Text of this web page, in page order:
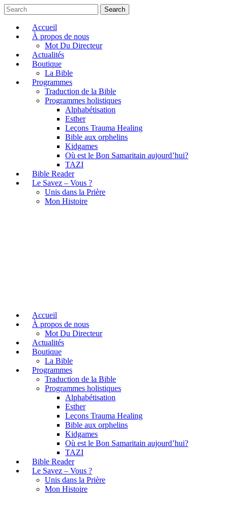
Search
Accueil
À propos de nous
Mot Du Directeur
Actualités
Boutique
La Bible
Programmes
Traduction de la Bible
Programmes holistiques
Alphabétisation
Esther
Leçons Trauma Healing
Bible aux orphelins
Kidgames
Où est le Bon Samaritain aujourd’hui?
TAZI
Bible Reader
Le Savez – Vous ?
Unis dans la Prière
Mon Histoire
Accueil
À propos de nous
Mot Du Directeur
Actualités
Boutique
La Bible
Programmes
Traduction de la Bible
Programmes holistiques
Alphabétisation
Esther
Leçons Trauma Healing
Bible aux orphelins
Kidgames
Où est le Bon Samaritain aujourd’hui?
TAZI
Bible Reader
Le Savez – Vous ?
Unis dans la Prière
Mon Histoire